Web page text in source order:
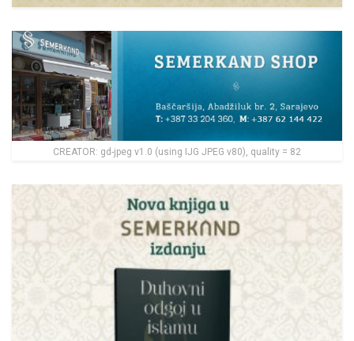
CREATOR: gd-jpeg v1.0 (using IJG JPEG v80), quality = 82